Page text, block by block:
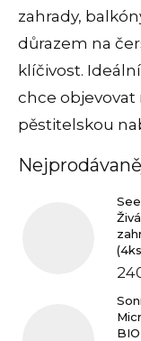
zahrady,
důrazem na
klíčivost.
chce objevovat
pěstitelskou
Živá